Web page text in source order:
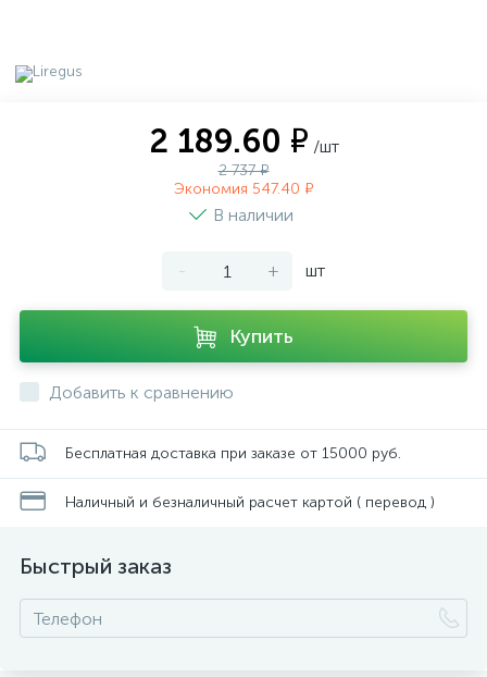
2 189.60 ₽ /шт
2 737 ₽
Экономия 547.40 ₽
В наличии
- + шт
Купить
Добавить к сравнению
Бесплатная доставка при заказе от 15000 руб.
Наличный и безналичный расчет картой ( перевод )
Быстрый заказ